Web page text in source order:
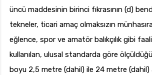
üncü maddesinin birinci fıkrasının (d)
tekneler, ticari amaç olmaksızın
eğlence, spor ve amatör balıkçılık gibi
kullanılan, ulusal standarda göre
boyu 2,5 metre (dahil) ile 24 metre (dahil)